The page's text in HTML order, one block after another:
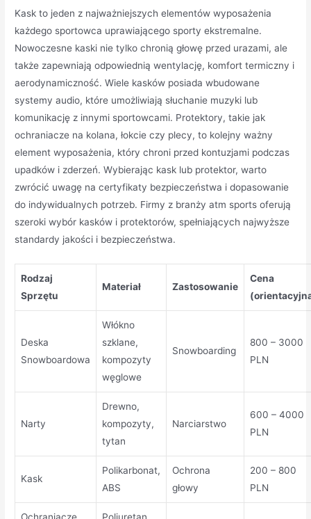
Kask to jeden z najważniejszych elementów wyposażenia
każdego sportowca uprawiającego sporty ekstremalne.
Nowoczesne kaski nie tylko chronią głowę przed urazami, ale
także zapewniają odpowiednią wentylację, komfort termiczny i
aerodynamiczność. Wiele kasków posiada wbudowane
systemy audio, które umożliwiają słuchanie muzyki lub
komunikację z innymi sportowcami. Protektory, takie jak
ochraniacze na kolana, łokcie czy plecy, to kolejny ważny
element wyposażenia, który chroni przed kontuzjami podczas
upadków i zderzeń. Wybierając kask lub protektor, warto
zwrócić uwagę na certyfikaty bezpieczeństwa i dopasowanie
do indywidualnych potrzeb. Firmy z branży atm sports oferują
szeroki wybór kasków i protektorów, spełniających najwyższe
standardy jakości i bezpieczeństwa.
Rodzaj
Sprzętu
Materiał Zastosowanie
Cena
Deska
Snowboardowa
Włókno
szklane,
kompozyty
węglowe
Snowboarding
800 – 3000
PLN
Narty
Drewno,
kompozyty,
tytan
Narciarstwo
600 – 4000
PLN
Kask
Polikarbonat,
ABS
Ochrona
głowy
200 – 800
PLN